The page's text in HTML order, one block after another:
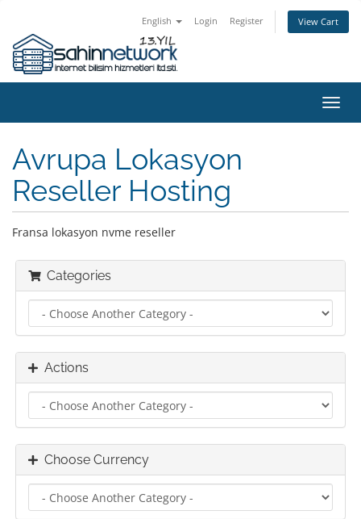
English Login Register View Cart
Avrupa Lokasyon
Reseller Hosting
Fransa lokasyon nvme reseller
Categories
Actions
Choose Currency